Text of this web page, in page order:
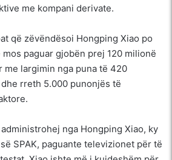
me kompani derivate.
që zëvëndësoi Hongping Xiao po
paguar gjobën prej 120 milionë
me largimin nga puna të 420
rreth 5.000 punonjës të
nga Hongping Xiao, ky
SPAK, paguante televizionet për të